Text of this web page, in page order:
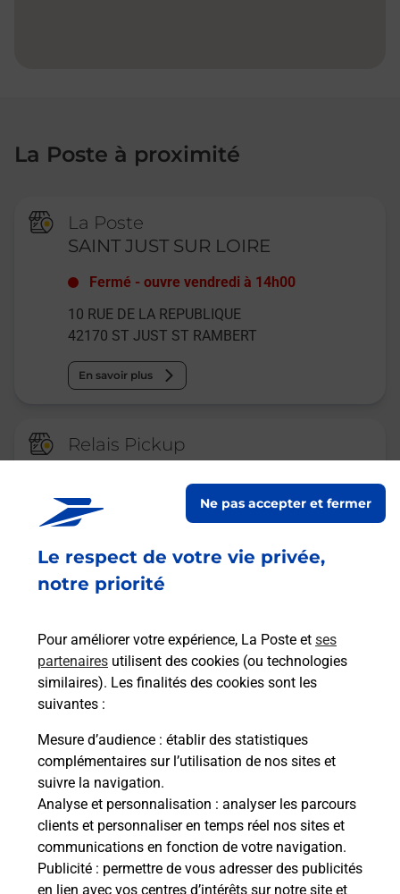
Le respect de votre vie privée,
notre priorité
Pour améliorer votre expérience, La Poste et ses
partenaires utilisent des cookies (ou technologies
similaires). Les finalités des cookies sont les
suivantes :
Mesure d’audience : établir des statistiques
complémentaires sur l’utilisation de nos sites et
suivre la navigation.
Analyse et personnalisation : analyser les parcours
clients et personnaliser en temps réel nos sites et
communications en fonction de votre navigation.
Publicité : permettre de vous adresser des publicités
en lien avec vos centres d’intérêts sur notre site et
Ne pas accepter et fermer
La Poste à proximité
La Poste
SAINT JUST SUR LOIRE
Fermé -ouvre vendredi à 14h00
10 RUE DE LA REPUBLIQUE
42170 ST JUST ST RAMBERT
En savoir plus
Relais Pickup
CONSIGNE PICKUP LAVERIE
jusqu'à 07h00
27 AVENUE GREGOIRE CHAPOTON
42170 ST JUST ST RAMBERT
Malin !
La Poste
en ligne
Ouvert 24h/24
En savoir plus